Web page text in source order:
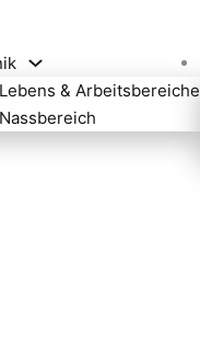
Lebens & Arbeitsbereiche
Nassbereich